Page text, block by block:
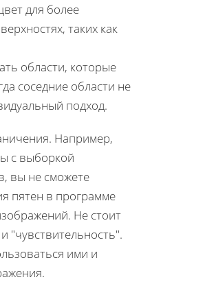
для более
таких как
области, которые
соседние области не
подход.
Например,
с выборкой
вы не сможете
пятен в программе
Не стоит
"чувствительность".
ими и